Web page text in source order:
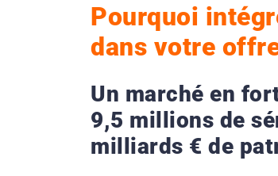
Pourquoi
dans votre
Un marché en
9,5 millions de
milliards € de